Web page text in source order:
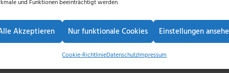
und Funktionen beeinträchtigt werden.
Akzeptieren Nur funktionale Cookies Einstellungen
Cookie-RichtlinieDatenschutzImpressum